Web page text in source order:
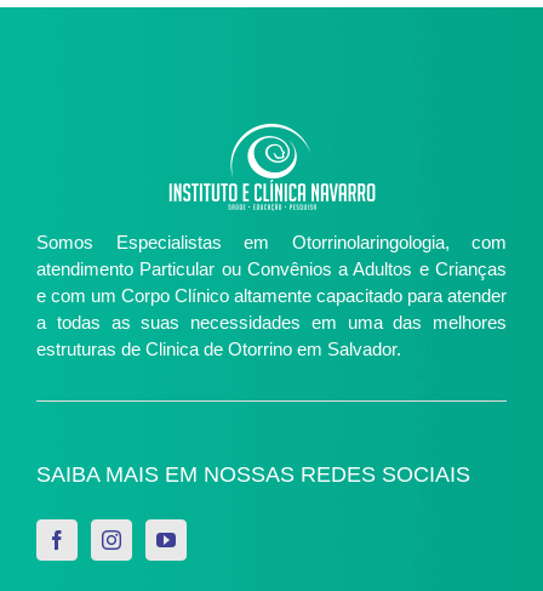
Somos Especialistas em Otorrinolaringologia, com
atendimento Particular ou Convênios a Adultos e Crianças
e com um Corpo Clínico altamente capacitado para atender
a todas as suas necessidades em uma das melhores
estruturas de Clinica de Otorrino em Salvador.
SAIBA MAIS EM NOSSAS REDES SOCIAIS